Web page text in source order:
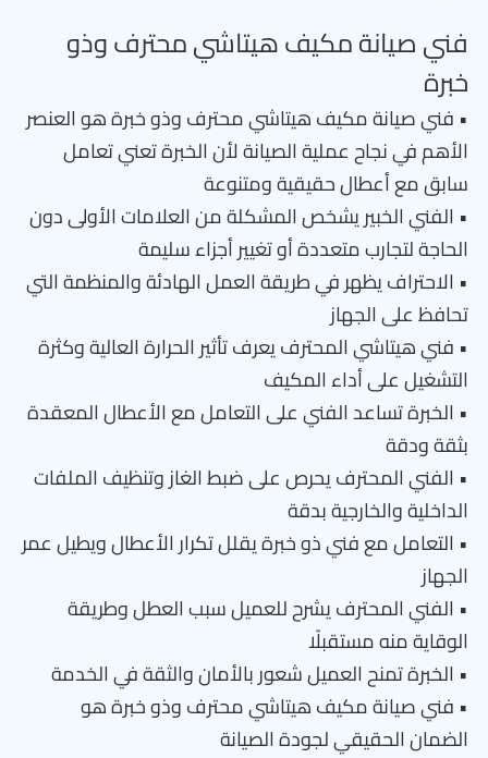
فني صيانة مكيف هيتاشي محترف وذو
خبرة
• فني صيانة مكيف هيتاشي محترف وذو خبرة هو العنصر
الأهم في نجاح عملية الصيانة لأن الخبرة تعني تعامل
سابق مع أعطال حقيقية ومتنوعة
• الفني الخبير يشخص المشكلة من العلامات الأولى دون
الحاجة لتجارب متعددة أو تغيير أجزاء سليمة
• الاحتراف يظهر في طريقة العمل الهادئة والمنظمة التي
تحافظ على الجهاز
• فني هيتاشي المحترف يعرف تأثير الحرارة العالية وكثرة
التشغيل على أداء المكيف
• الخبرة تساعد الفني على التعامل مع الأعطال المعقدة
بثقة ودقة
• الفني المحترف يحرص على ضبط الغاز وتنظيف الملفات
الداخلية والخارجية بدقة
• التعامل مع فني ذو خبرة يقلل تكرار الأعطال ويطيل عمر
الجهاز
• الفني المحترف يشرح للعميل سبب العطل وطريقة
الوقاية منه مستقبلًا
• الخبرة تمنح العميل شعور بالأمان والثقة في الخدمة
• فني صيانة مكيف هيتاشي محترف وذو خبرة هو
الضمان الحقيقي لجودة الصيانة